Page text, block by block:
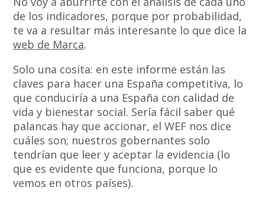
de los indicadores, porque por probabilidad,
te va a resultar más interesante lo que dice la
web de Marca.
Solo una cosita: en este informe están las
claves para hacer una España competitiva, lo
que conduciría a una España con calidad de
vida y bienestar social. Sería fácil saber qué
palancas hay que accionar, el WEF nos dice
cuáles son; nuestros gobernantes solo
tendrían que leer y aceptar la evidencia (lo
que es evidente que funciona, porque lo
vemos en otros países).